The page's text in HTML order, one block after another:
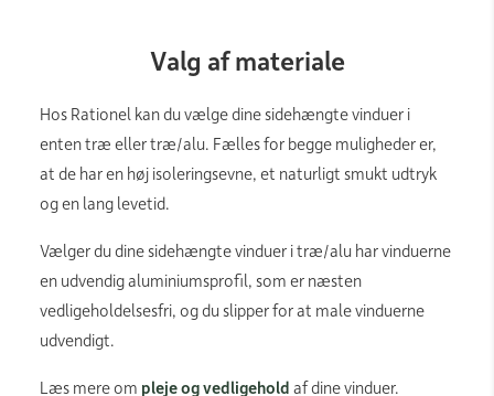
Valg af materiale
Hos Rationel kan du vælge dine sidehængte vinduer i
enten træ eller træ/alu. Fælles for begge muligheder er,
at de har en høj isoleringsevne, et naturligt smukt udtryk
og en lang levetid.
Vælger du dine sidehængte vinduer i træ/alu har vinduerne
en udvendig aluminiumsprofil, som er næsten
vedligeholdelsesfri, og du slipper for at male vinduerne
udvendigt.
Læs mere om pleje og vedligehold af dine vinduer.